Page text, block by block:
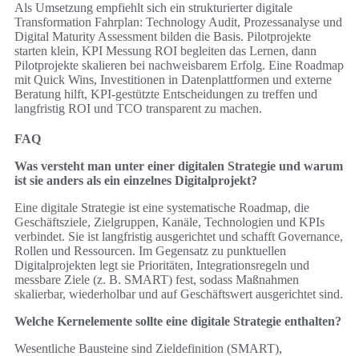
Als Umsetzung empfiehlt sich ein strukturierter digitale
Transformation Fahrplan: Technology Audit, Prozessanalyse und
Digital Maturity Assessment bilden die Basis. Pilotprojekte
starten klein, KPI Messung ROI begleiten das Lernen, dann
Pilotprojekte skalieren bei nachweisbarem Erfolg. Eine Roadmap
mit Quick Wins, Investitionen in Datenplattformen und externe
Beratung hilft, KPI‑gestützte Entscheidungen zu treffen und
langfristig ROI und TCO transparent zu machen.
FAQ
Was versteht man unter einer digitalen Strategie und warum
ist sie anders als ein einzelnes Digitalprojekt?
Eine digitale Strategie ist eine systematische Roadmap, die
Geschäftsziele, Zielgruppen, Kanäle, Technologien und KPIs
verbindet. Sie ist langfristig ausgerichtet und schafft Governance,
Rollen und Ressourcen. Im Gegensatz zu punktuellen
Digitalprojekten legt sie Prioritäten, Integrationsregeln und
messbare Ziele (z. B. SMART) fest, sodass Maßnahmen
skalierbar, wiederholbar und auf Geschäftswert ausgerichtet sind.
Welche Kernelemente sollte eine digitale Strategie enthalten?
Wesentliche Bausteine sind Zieldefinition (SMART),